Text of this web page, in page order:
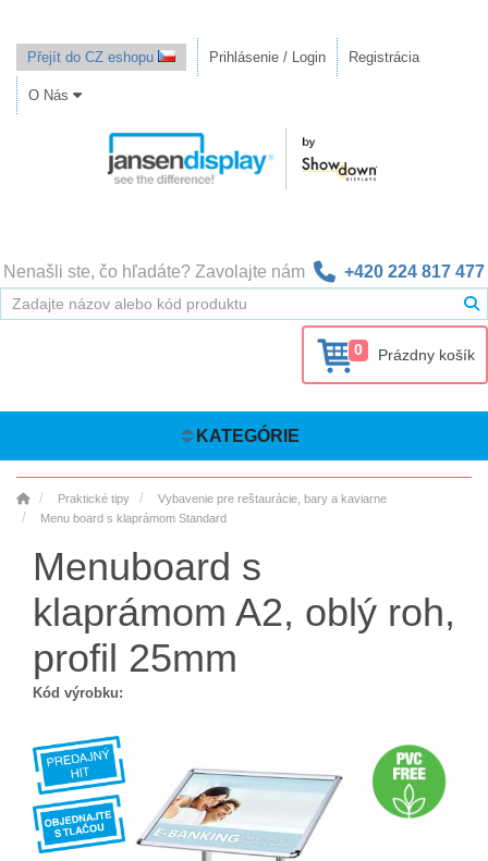
Přejít do CZ eshopu Prihlásenie / Login Registrácia
O Nás
Nenašli ste, čo hľadáte? Zavolajte nám +420 224 817 477
0 Prázdny košík
KATEGÓRIE
Praktické tipy
Vybavenie pre reštaurácie, bary a kaviarne
Menu board s klaprámom Standard
Menuboard s
klaprámom A2, oblý roh,
profil 25mm
Kód výrobku: